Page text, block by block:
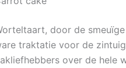
door de
traktatie voor de
over de hele